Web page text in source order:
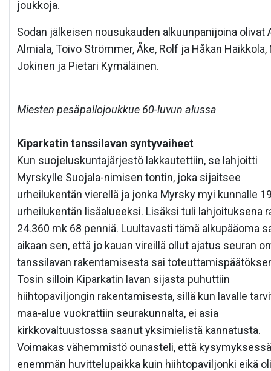
joukkoja.
Sodan jälkeisen nousukauden alkuunpanijoina olivat
Almiala, Toivo Strömmer, Åke, Rolf ja Håkan Haikkola,
Jokinen ja Pietari Kymäläinen.
Miesten pesäpallojoukkue 60-luvun alussa
Kiparkatin tanssilavan syntyvaiheet
Kun suojeluskuntajärjestö lakkautettiin, se lahjoitti
Myrskylle Suojala-nimisen tontin, joka sijaitsee
urheilukentän vierellä ja jonka Myrsky myi kunnalle
urheilukentän lisäalueeksi. Lisäksi tuli lahjoituksena
24.360 mk 68 penniä. Luultavasti tämä alkupääoma
aikaan sen, että jo kauan vireillä ollut ajatus seuran
tanssilavan rakentamisesta sai
Tosin silloin Kiparkatin lavan sijasta puhuttiin
hiihtopaviljongin rakentamisesta, sillä kun lavalle
maa-alue vuokrattiin seurakunnalta, ei asia
kirkkovaltuustossa saanut yksimielistä kannatusta.
Voimakas vähemmistö ounasteli, että
enemmän huvittelupaikka kuin hiihtopaviljonki eikä